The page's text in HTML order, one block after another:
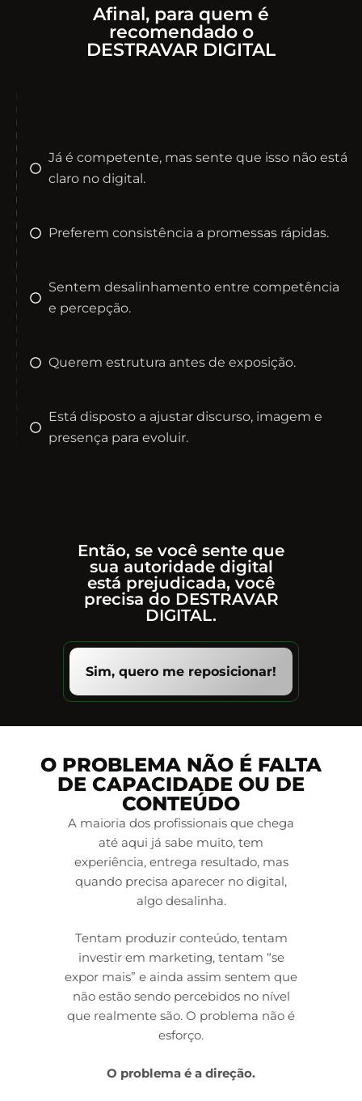
Afinal, para quem é
recomendado o
DESTRAVAR DIGITAL
Já é competente, mas sente que isso não está
claro no digital.
Preferem consistência a promessas rápidas.
Sentem desalinhamento entre competência
e percepção.
Querem estrutura antes de exposição.
Está disposto a ajustar discurso, imagem e
presença para evoluir.
Então, se você sente que
sua autoridade digital
está prejudicada, você
precisa do DESTRAVAR
DIGITAL.
Sim, quero me reposicionar!
O PROBLEMA NÃO É FALTA
DE CAPACIDADE OU DE
CONTEÚDO
A maioria dos profissionais que chega
até aqui já sabe muito, tem
experiência, entrega resultado, mas
quando precisa aparecer no digital,
algo desalinha.
Tentam produzir conteúdo, tentam
investir em marketing, tentam “se
expor mais” e ainda assim sentem que
não estão sendo percebidos no nível
que realmente são. O problema não é
esforço.
O problema é a direção.